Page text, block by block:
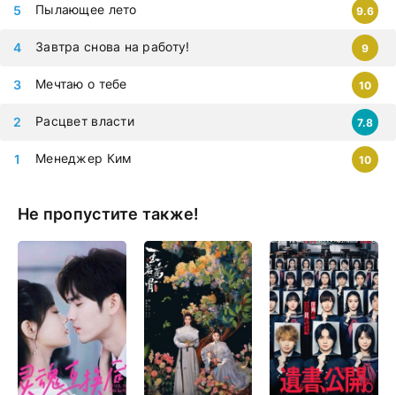
Менеджер Ким 10
Расцвет власти 7.8
Мечтаю о тебе 10
Завтра снова на работу! 9
Пылающее лето 9.6
Не пропустите также!